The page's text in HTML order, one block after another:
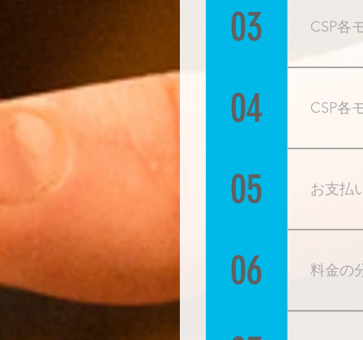
03 CSP各
特に期
04 CSP各
CSP
をお
05 お支払
現在、
06 料金の
銀行振